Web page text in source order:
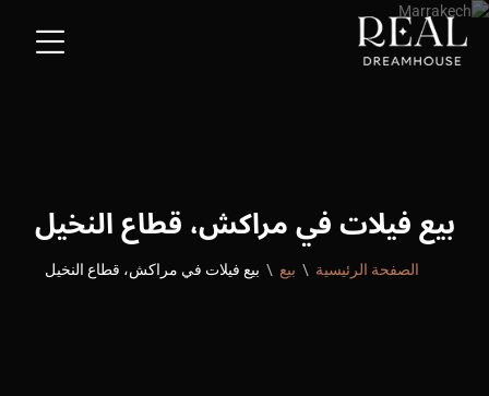
بيع فيلات في مراكش، قطاع النخيل
الصفحة الرئيسية بيع بيع فيلات في مراكش، قطاع النخيل